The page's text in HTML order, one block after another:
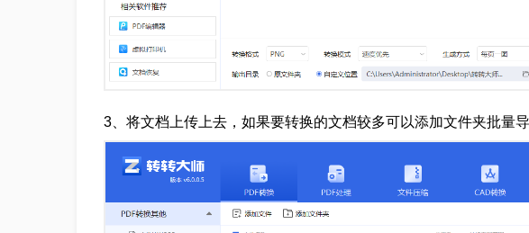
3、将文档上传上去，如果要转换的文档较多可以添加文件夹批量